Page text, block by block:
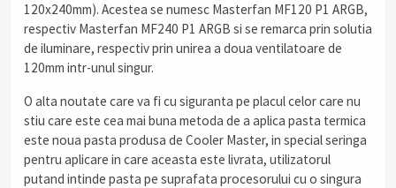
120x240mm). Acestea se numesc Masterfan MF120 P1 ARGB,
respectiv Masterfan MF240 P1 ARGB si se remarca prin solutia
de iluminare, respectiv prin unirea a doua ventilatoare de
120mm intr-unul singur.
O alta noutate care va fi cu siguranta pe placul celor care nu
stiu care este cea mai buna metoda de a aplica pasta termica
este noua pasta produsa de Cooler Master, in special seringa
pentru aplicare in care aceasta este livrata, utilizatorul
putand intinde pasta pe suprafata procesorului cu o singura